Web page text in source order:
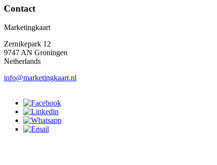
Contact
Marketingkaart
Zernikepark 12
9747 AN Groningen
Netherlands
info@marketingkaart.nl